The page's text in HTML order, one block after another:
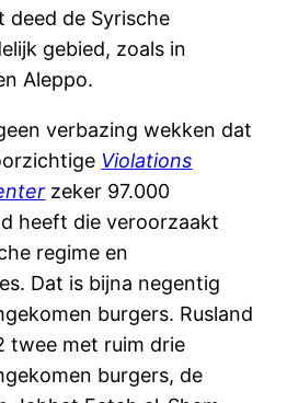
deed de Syrische
gebied, zoals in
Aleppo.
verbazing wekken dat
Violations
zeker 97.000
heeft die veroorzaakt
regime en
Dat is bijna negentig
burgers. Rusland
twee met ruim drie
burgers, de